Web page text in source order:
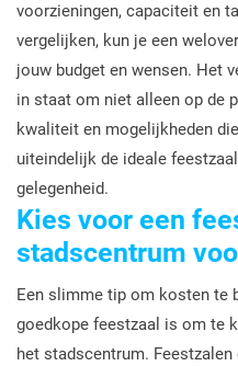
voorzieningen, capaciteit en
vergelijken, kun je een
jouw budget en wensen. Het
in staat om niet alleen op de
kwaliteit en mogelijkheden
uiteindelijk de ideale
gelegenheid.
Kies voor een
stadscentrum
Een slimme tip om kosten te
goedkope feestzaal is om te
het stadscentrum.